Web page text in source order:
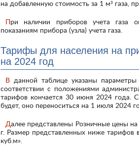
на добавленную стоимость за 1 м³ газа,
показаниям прибора (узла) учета газа.
Тарифы для населения на
на 2024 год
В данной таблице указаны параметры тарифных ставок на газ, действующие с 1 января 2024 г. в
соответствии с положениями
тарифов кончается 30 июня 2024 года.
будет, оно переноситься на 1 июля 2024
Далее представлены Розничные цены на природный газ для населения Перми и Пермского края на 2024
г. Размер представленных ниже
куб.м».